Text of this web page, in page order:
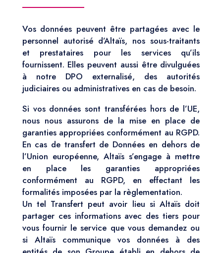
Vos données peuvent être partagées avec le
personnel autorisé d’Altaïs, nos sous-traitants
et prestataires pour les services qu’ils
fournissent. Elles peuvent aussi être divulguées
à notre DPO externalisé, des autorités
judiciaires ou administratives en cas de besoin.
Si vos données sont transférées hors de l’UE,
nous nous assurons de la mise en place de
garanties appropriées conformément au RGPD.
En cas de transfert de Données en dehors de
l’Union européenne, Altaïs s’engage à mettre
en place les garanties appropriées
conformément au RGPD, en effectant les
formalités imposées par la règlementation.
Un tel Transfert peut avoir lieu si Altaïs doit
partager ces informations avec des tiers pour
vous fournir le service que vous demandez ou
si Altaïs communique vos données à des